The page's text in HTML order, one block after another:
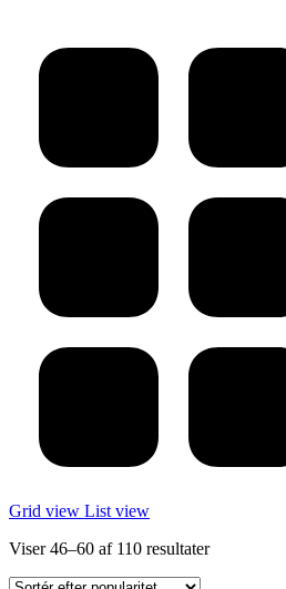
Grid view List view
Viser 46–60 af 110 resultaterSorteret